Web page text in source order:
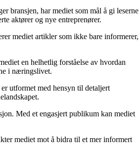
bransjen, har mediet som mål å gi leserne
aktører og nye entreprenører.
mediet artikler som ikke bare informerer,
en helhetlig forståelse av hvordan
i næringslivet.
utformet med hensyn til detaljert
Med et engasjert publikum kan mediet
mediet mot å bidra til et mer informert